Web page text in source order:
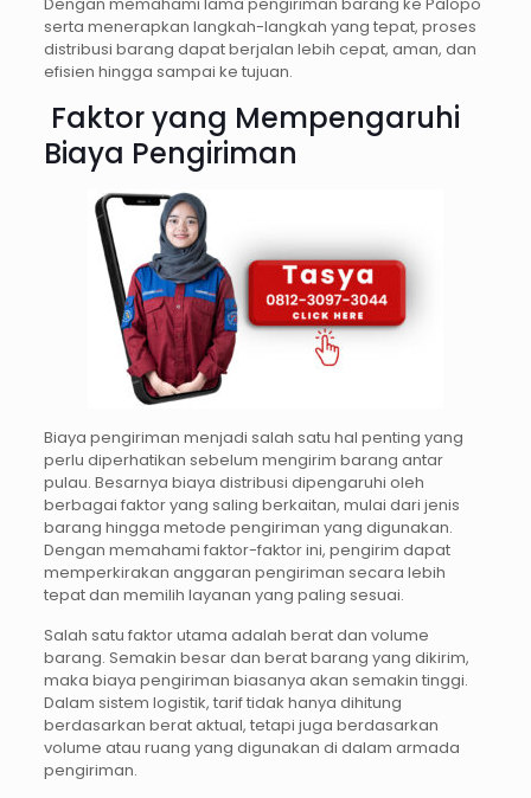
Dengan memahami lama pengiriman barang ke Palopo
serta menerapkan langkah-langkah yang tepat, proses
distribusi barang dapat berjalan lebih cepat, aman, dan
efisien hingga sampai ke tujuan.
Faktor yang Mempengaruhi
Biaya Pengiriman
Biaya pengiriman menjadi salah satu hal penting yang
perlu diperhatikan sebelum mengirim barang antar
pulau. Besarnya biaya distribusi dipengaruhi oleh
berbagai faktor yang saling berkaitan, mulai dari jenis
barang hingga metode pengiriman yang digunakan.
Dengan memahami faktor-faktor ini, pengirim dapat
memperkirakan anggaran pengiriman secara lebih
tepat dan memilih layanan yang paling sesuai.
Salah satu faktor utama adalah berat dan volume
barang. Semakin besar dan berat barang yang dikirim,
maka biaya pengiriman biasanya akan semakin tinggi.
Dalam sistem logistik, tarif tidak hanya dihitung
berdasarkan berat aktual, tetapi juga berdasarkan
volume atau ruang yang digunakan di dalam armada
pengiriman.